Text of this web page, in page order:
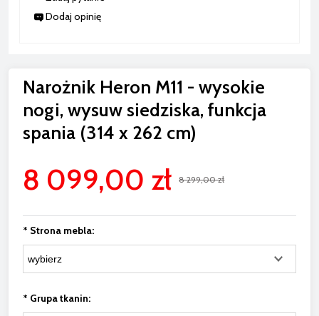
Dodaj opinię
Narożnik Heron M11 - wysokie
nogi, wysuw siedziska, funkcja
spania (314 x 262 cm)
8 099,00 zł 8 299,00 zł
* Strona mebla:
* Grupa tkanin: